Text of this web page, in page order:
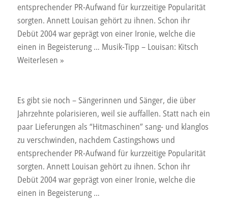
entsprechender PR-Aufwand für kurzzeitige Popularität
sorgten. Annett Louisan gehört zu ihnen. Schon ihr
Debüt 2004 war geprägt von einer Ironie, welche die
einen in Begeisterung … Musik-Tipp – Louisan: Kitsch
Weiterlesen »
Es gibt sie noch – Sängerinnen und Sänger, die über
Jahrzehnte polarisieren, weil sie auffallen. Statt nach ein
paar Lieferungen als “Hitmaschinen” sang- und klanglos
zu verschwinden, nachdem Castingshows und
entsprechender PR-Aufwand für kurzzeitige Popularität
sorgten. Annett Louisan gehört zu ihnen. Schon ihr
Debüt 2004 war geprägt von einer Ironie, welche die
einen in Begeisterung …